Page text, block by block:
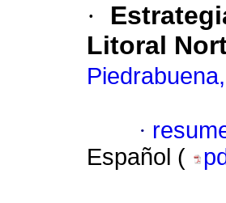
·
Litoral
·
Español (